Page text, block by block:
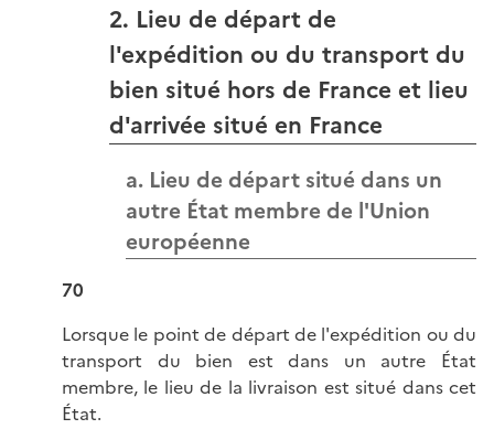
2. Lieu de départ de
l'expédition ou du transport du
bien situé hors de France et lieu
d'arrivée situé en France
a. Lieu de départ situé dans un
autre État membre de l'Union
européenne
70
Lorsque le point de départ de l'expédition ou du
transport du bien est dans un autre État
membre, le lieu de la livraison est situé dans cet
État.